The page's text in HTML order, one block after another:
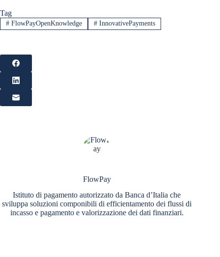
Tag
#FlowPayOpenKnowledge #InnovativePayments
FlowPay
Istituto di pagamento autorizzato da Banca d’Italia che
sviluppa soluzioni componibili di efficientamento dei flussi di
incasso e pagamento e valorizzazione dei dati finanziari.